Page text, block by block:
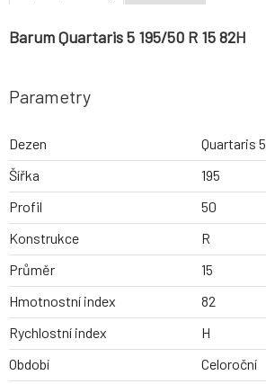
Barum Quartaris 5 195/50 R 15 82H
Parametry
Dezen
Quartaris 5
Šířka
195
Profil
50
Konstrukce
R
Průměr
15
Hmotnostní index
82
Rychlostní index
H
Období
Celoroční